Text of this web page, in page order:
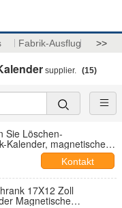
Fabrik-Ausflug >>
supplier. (15)
Sie Löschen-
Kalender, magnetischen
Kontakt
17X12 Zoll
Magnetische